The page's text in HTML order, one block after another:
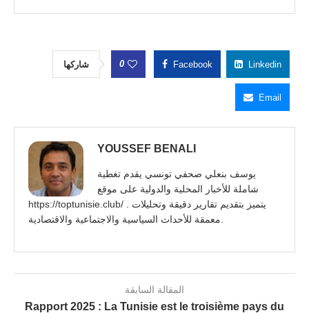
شاركها 0 Facebook Linkedin
Email
YOUSSEF BENALI
يوسف بنعلي صحفي تونسي يقدم تغطية
شاملة للأخبار المحلية والدولية على موقع
https://toptunisie.club/ . يتميز بتقديم تقارير دقيقة وتحليلات
المقالة السابقة
Rapport 2025 : La Tunisie est le troisième pays du